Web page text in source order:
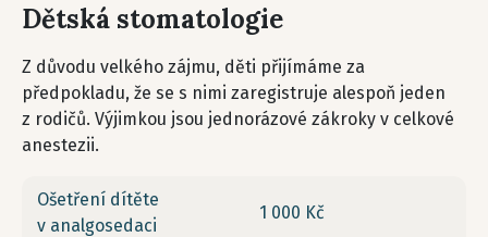
Dětská stomatologie
Z důvodu velkého zájmu, děti přijímáme za
předpokladu, že se s nimi zaregistruje alespoň jeden
z rodičů. Výjimkou jsou jednorázové zákroky v celkové
anestezii.
Ošetření dítěte
v analgosedaci
1 000 Kč